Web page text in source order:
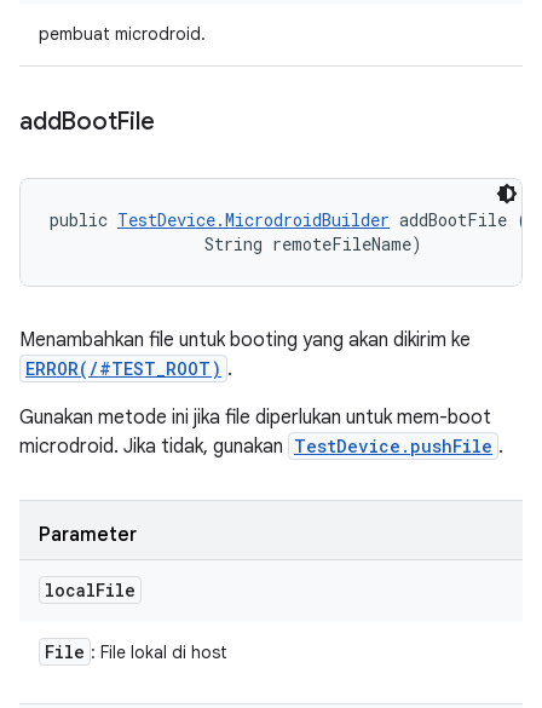
pembuat microdroid.
addBootFile
public TestDevice.MicrodroidBuilder addBootFile
                String remoteFileName)
Menambahkan file untuk booting yang akan dikirim ke
ERROR(/#TEST_ROOT) .
Gunakan metode ini jika file diperlukan untuk mem-boot
microdroid. Jika tidak, gunakan TestDevice.pushFile .
Parameter
localFile
File : File lokal di host